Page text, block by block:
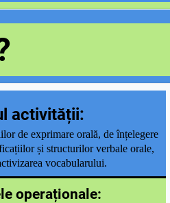
activității:
de exprimare orală, de înțelegere
și structurilor verbale orale,
vocabularului.
operaționale: